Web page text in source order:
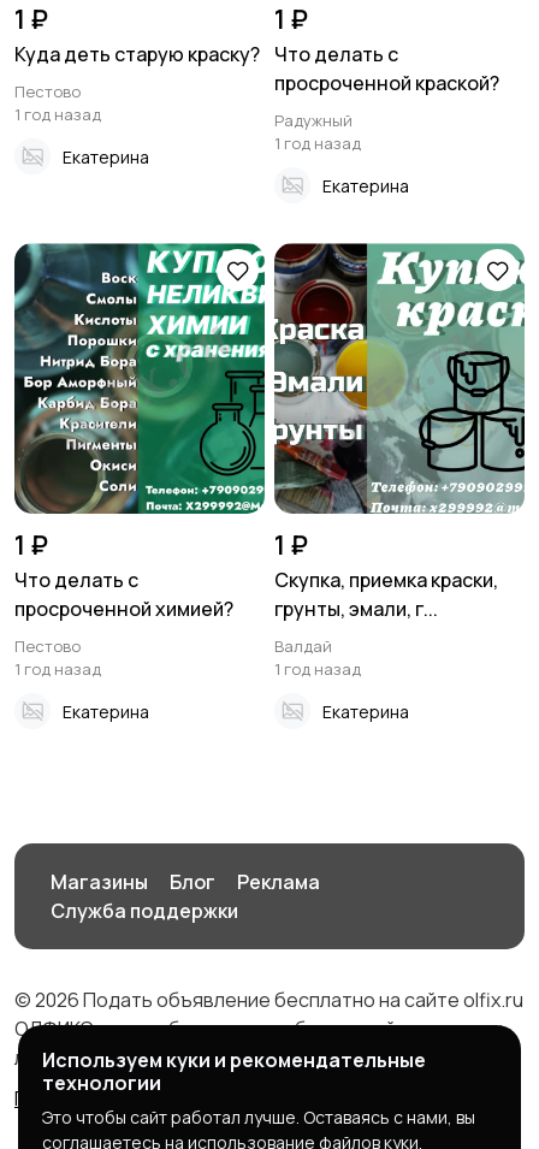
1 ₽
Куда деть старую краску?
Пестово
1 год назад
Екатерина
1 ₽
Что делать с
просроченной краской?
Радужный
1 год назад
Екатерина
1 ₽
Что делать с
просроченной химией?
Пестово
1 год назад
Екатерина
1 ₽
Скупка, приемка краски,
грунты, эмали, г...
Валдай
1 год назад
Екатерина
Магазины Блог
Реклама
Служба поддержки
© 2026 Подать объявление бесплатно на сайте olfix.ru
ОЛФИКС - доска беспалтных объявлений от частных
лиц и компаний
Правила сервиса
Используем куки и рекомендательные
технологии
Это чтобы сайт работал лучше. Оставаясь с нами, вы
соглашаетесь на использование файлов куки.